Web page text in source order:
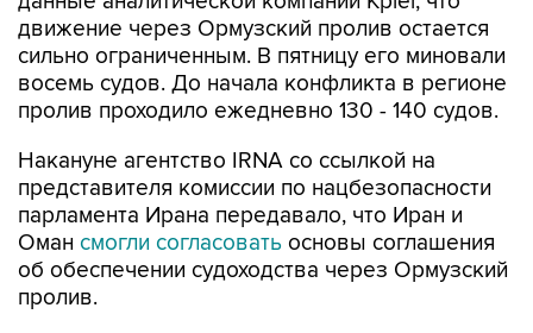
движение через Ормузский пролив остается
сильно ограниченным. В пятницу его миновали
восемь судов. До начала конфликта в регионе
пролив проходило ежедневно 130 - 140 судов.
Накануне агентство IRNA со ссылкой на
представителя комиссии по нацбезопасности
парламента Ирана передавало, что Иран и
Оман смогли согласовать основы соглашения
об обеспечении судоходства через Ормузский
пролив.